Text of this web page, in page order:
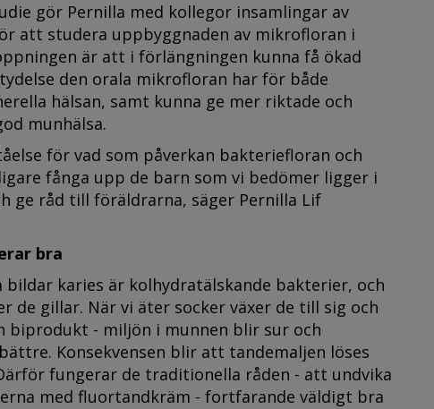
gör Pernilla med kollegor insamlingar av
att studera uppbyggnaden av mikrofloran i
är att i förlängningen kunna få ökad
den orala mikrofloran har för både
hälsan, samt kunna ge mer riktade och
munhälsa.
för vad som påverkan bakteriefloran och
fånga upp de barn som vi bedömer ligger i
ge råd till föräldrarna, säger Pernilla Lif
bra
bildar karies är kolhydratälskande bakterier, och
de gillar. När vi äter socker växer de till sig och
biprodukt - miljön i munnen blir sur och
Konsekvensen blir att tandemaljen löses
fungerar de traditionella råden - att undvika
med fluortandkräm - fortfarande väldigt bra